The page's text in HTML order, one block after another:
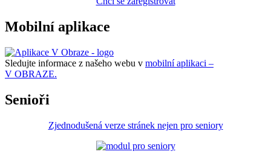
Mobilní aplikace
Sledujte informace z našeho webu v mobilní aplikaci –
V OBRAZE.
Senioři
Zjednodušená verze stránek nejen pro seniory